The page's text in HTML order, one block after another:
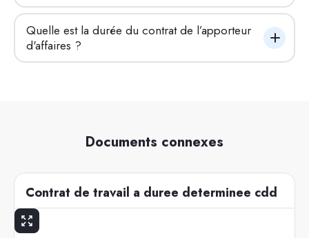
Quelle est la durée du contrat de l’apporteur
d'affaires ?
Documents connexes
Contrat de travail a duree determinee cdd